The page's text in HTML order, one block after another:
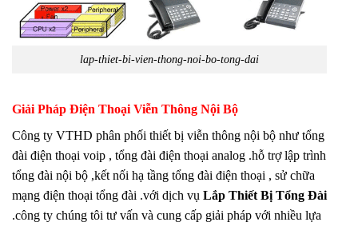
lap-thiet-bi-vien-thong-noi-bo-tong-dai
Giải Pháp Điện Thoại Viễn Thông Nội Bộ
Công ty VTHD phân phối thiết bị viễn thông nội bộ như tổng
đài điện thoại voip , tổng đài điện thoại analog .hỗ trợ lập trình
tổng đài nội bộ ,kết nối hạ tầng tổng đài điện thoại , sử chữa
mạng điện thoại tổng đài .với dịch vụ Lắp Thiết Bị Tổng Đài
.công ty chúng tôi tư vấn và cung cấp giải pháp với nhiều lựa